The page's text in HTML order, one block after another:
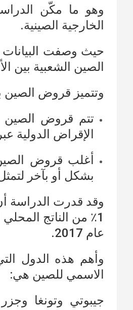
وهو ما مكّن
الخارجية الصينية.
الصين الشعبية بين الأعوام
وتتميز قروض الصين
تتم قروض الصين
الإقراض الدولية
أغلب قروض
بشكل أو بآخر
وقد قدرت الدراسة
عام 2017.
الاسمي للصين هي:
جيبوتي وتونغا